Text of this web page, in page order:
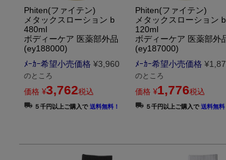
Phiten(ファイテン)
メタックスローション b
480ml
ボディーケア 医薬部外品
(ey188000)
ﾒｰｶｰ希望小売価格 ¥3,960
のところ
価格 ¥3,762税込
５千円以上ご購入で送料無料！
Phiten(ファイテン)
メタックスローション b
120ml
ボディーケア 医薬部外
(ey187000)
ﾒｰｶｰ希望小売価格 ¥
のところ
価格 ¥1,776税込
５千円以上ご購入で送料無料